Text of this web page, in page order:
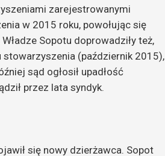
zarejestrowanymi
w 2015 roku, powołując się
Sopotu doprowadziły też,
(październik 2015),
sąd ogłosił upadłość
przez lata syndyk.
się nowy dzierżawca. Sopot